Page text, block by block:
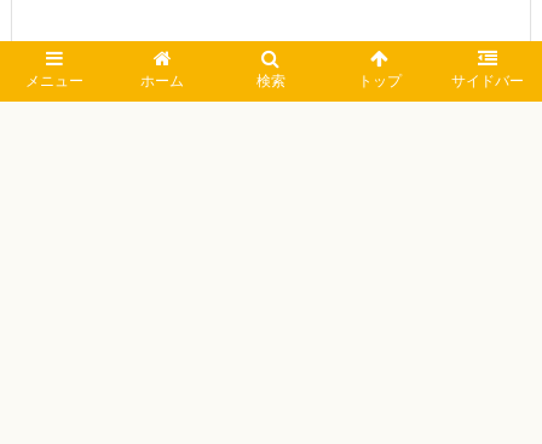
メニュー ホーム 検索 トップ サイドバー